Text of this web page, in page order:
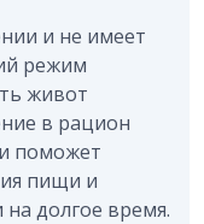
и не имеет
режим
живот
в рацион
поможет
пищи и
долгое время.